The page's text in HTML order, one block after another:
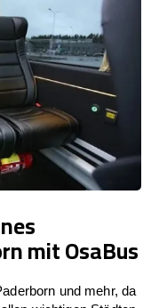
mit OsaBus
und mehr, da